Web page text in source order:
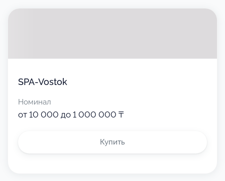
SPA-Vostok
Номинал
от 10 000 до 1 000 000 ₸
Купить